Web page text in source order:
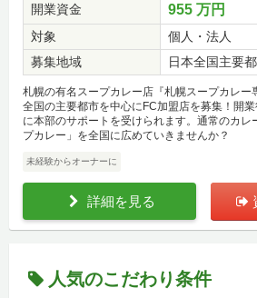
開業資金
955 万円
対象
個人・法人
募集地域
日本全国主要都
札幌の有名スープカレー店『札幌スープカレー
全国の主要都市を中心にFC加盟店を募集！開
に本部のサポートを受けられます。通常のカレ
プカレー」を全国に広めていきませんか？
未経験からオーナーに
詳細を見る
人気のこだわり条件